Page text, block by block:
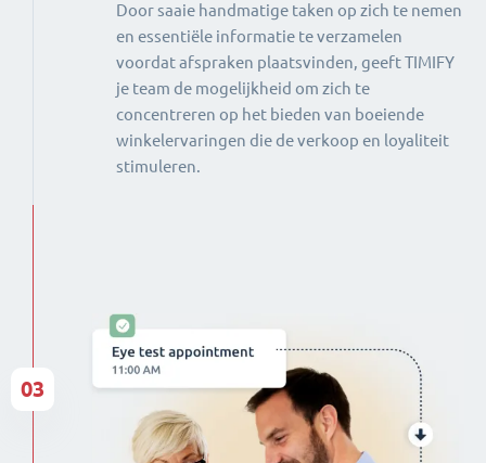
Door saaie handmatige taken op zich te nemen
en essentiële informatie te verzamelen
voordat afspraken plaatsvinden, geeft TIMIFY
je team de mogelijkheid om zich te
concentreren op het bieden van boeiende
winkelervaringen die de verkoop en loyaliteit
stimuleren.
03